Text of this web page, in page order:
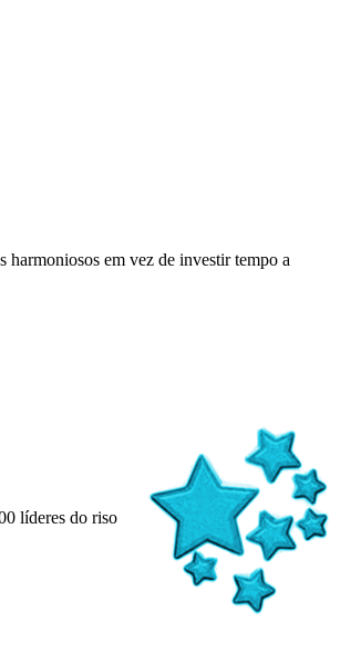
harmoniosos em vez de investir tempo a
líderes do riso